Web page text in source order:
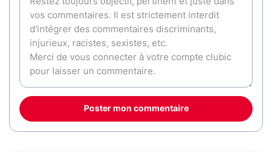
Poster mon commentaire